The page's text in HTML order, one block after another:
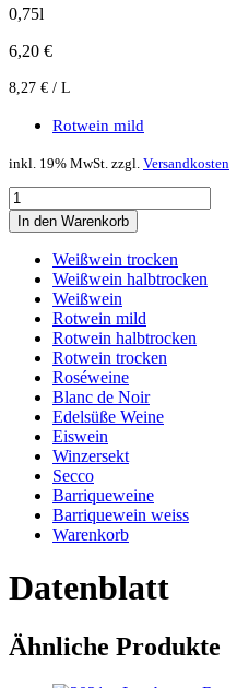
0,75l
6,20 €
8,27 € / L
Rotwein mild
inkl. 19% MwSt. zzgl. Versandkosten
2023er
Diedesfelder
Ölgässel
Dornfelder
Rotwein
Menge
In den Warenkorb
Weißwein trocken
Weißwein halbtrocken
Weißwein
Rotwein mild
Rotwein halbtrocken
Rotwein trocken
Roséweine
Blanc de Noir
Edelsüße Weine
Eiswein
Winzersekt
Secco
Barriqueweine
Barriquewein weiss
Warenkorb
Datenblatt
Ähnliche Produkte